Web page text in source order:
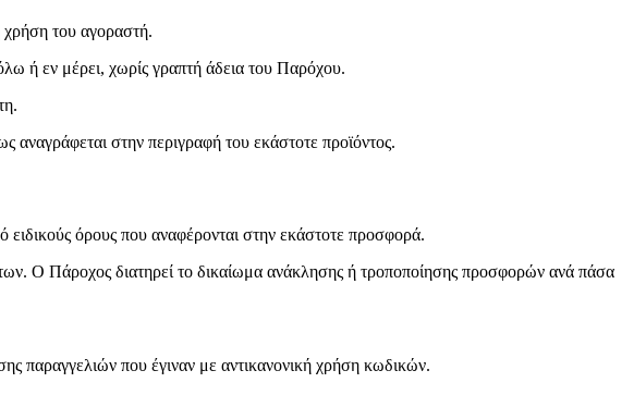
χρήση του αγοραστή.
ή εν μέρει, χωρίς γραπτή άδεια του Παρόχου.
αναγράφεται στην περιγραφή του εκάστοτε προϊόντος.
ειδικούς όρους που αναφέρονται στην εκάστοτε προσφορά.
Ο Πάροχος διατηρεί το δικαίωμα ανάκλησης ή τροποποίησης προσφορών ανά πάσα
παραγγελιών που έγιναν με αντικανονική χρήση κωδικών.